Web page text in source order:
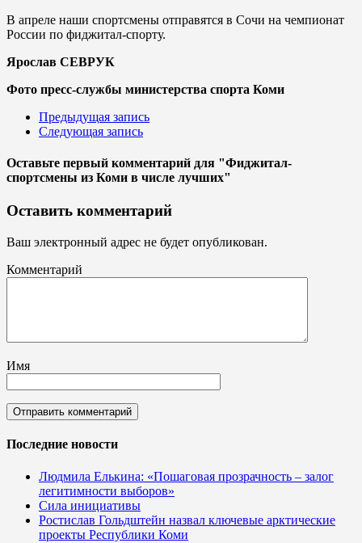
В апреле наши спортсмены отправятся в Сочи на чемпионат
России по фиджитал-спорту.
Ярослав СЕВРУК
Фото пресс-службы министерства спорта Коми
Предыдущая запись
Следующая запись
Оставьте первый комментарий для "Фиджитал-
спортсмены из Коми в числе лучших"
Оставить комментарий
Ваш электронный адрес не будет опубликован.
Комментарий
Имя
Последние новости
Людмила Елькина: «Пошаговая прозрачность – залог
легитимности выборов»
Сила инициативы
Ростислав Гольдштейн назвал ключевые арктические
проекты Республики Коми